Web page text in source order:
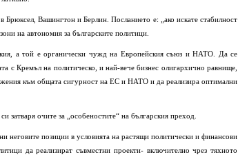
Брюксел, Вашингтон и Берлин. Посланието е: „ако искате стабилност
на автономия за българските политици.
а той е органически чужд на Европейския съюз и НАТО. Да се
с Кремъл на политическо, и най-вече бизнес олигархично равнище,
към общата сигурност на ЕС и НАТО и да реализира оптимални
затваря очите за „особеностите“ на българския преход.
неговите позиции в условията на растящи политически и финансови
да реализират съвместни проекти- включително чрез тяхното